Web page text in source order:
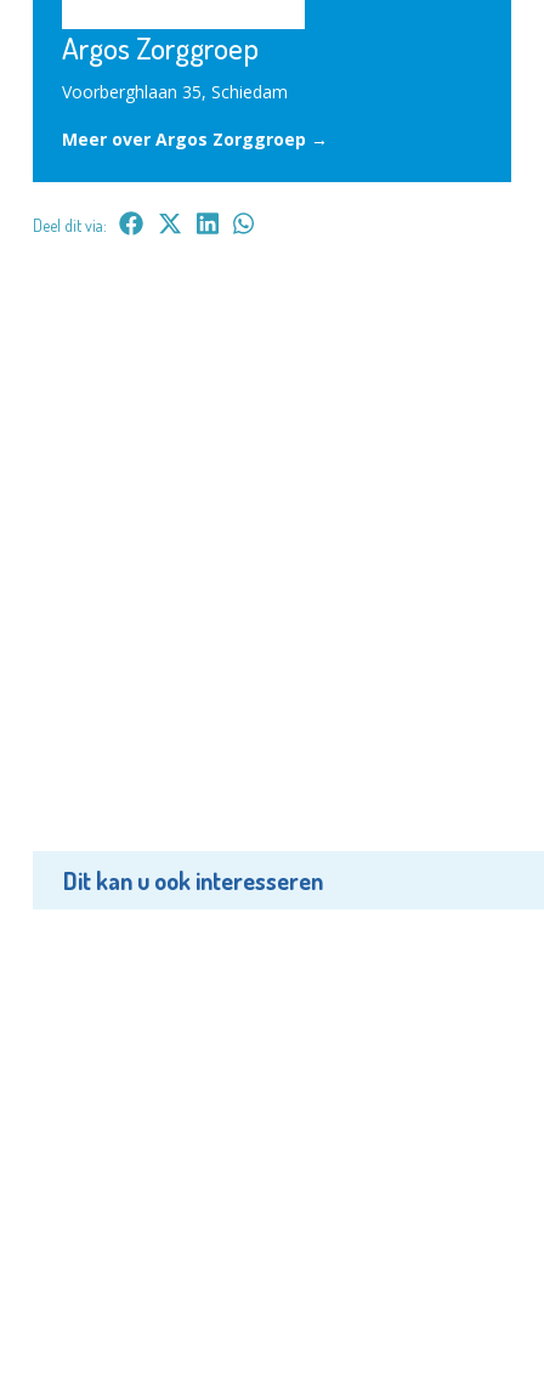
Argos Zorggroep
Voorberghlaan 35, Schiedam
Meer over Argos Zorggroep →
Deel dit via:
Dit kan u ook interesseren